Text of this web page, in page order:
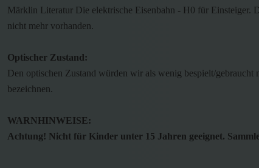
Märklin Literatur Die elektrische Eisenbahn - H0 für Einsteiger.
nicht mehr vorhanden.
Optischer Zustand:
Den optischen Zustand würden wir als wenig bespielt/gebraucht
bezeichnen.
WARNHINWEISE:
Achtung! Nicht für Kinder unter 15 Jahren geeignet.